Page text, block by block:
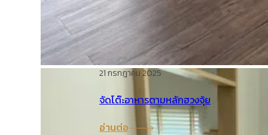
21 กรกฎาคม 2025
จัดโต๊ะอาหารตามหลักฮวงจุ้ย
อ่านต่อ